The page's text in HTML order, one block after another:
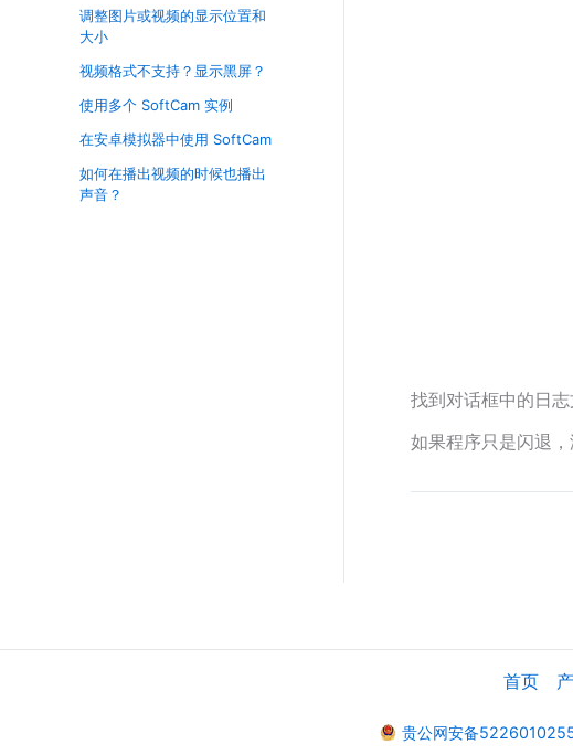
调整图片或视频的显示位置和
大小
视频格式不支持？显示黑屏？
使用多个 SoftCam 实例
在安卓模拟器中使用 SoftCam
如何在播出视频的时候也播出
声音？
找到对话框中的日
如果程序只是闪退
首页
贵公网安备